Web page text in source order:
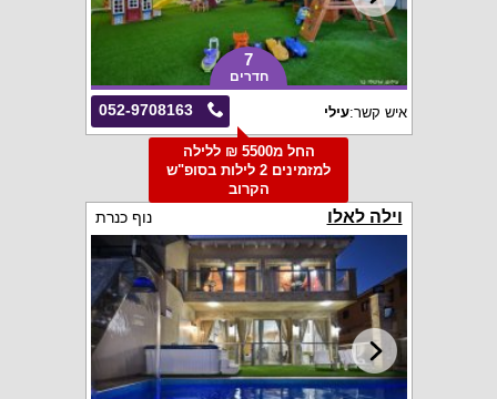
7
חדרים
052-9708163 איש קשר:עילי
החל מ5500 ₪ ללילה
למזמינים 2 לילות בסופ"ש
הקרוב
וילה לאלו נוף כנרת